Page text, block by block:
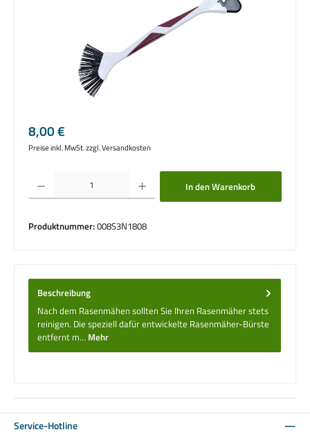
Regulärer Preis:
8,00 €
Preise inkl. MwSt. zzgl. Versandkosten
Produkt Anzahl: Gib den gewünschten Wert ein oder benutze die Schaltflächen um
In den Warenkorb
Produktnummer:008S3N1808
Beschreibung
Nach dem Rasenmähen sollten Sie Ihren Rasenmäher stets
reinigen. Die speziell dafür entwickelte Rasenmäher-Bürste
entfernt m… Mehr
Service-Hotline